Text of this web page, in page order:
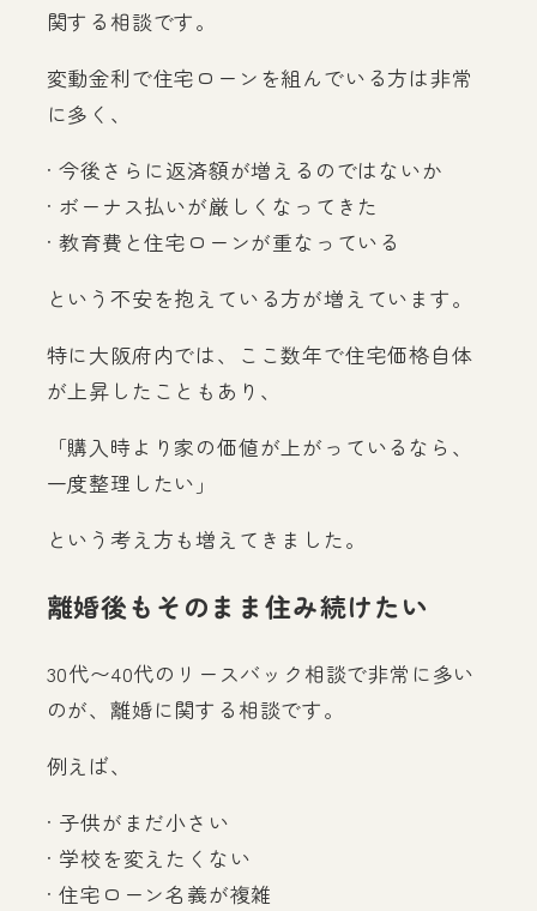
関する相談です。
変動金利で住宅ローンを組んでいる方は非常
に多く、
· 今後さらに返済額が増えるのではないか
· ボーナス払いが厳しくなってきた
· 教育費と住宅ローンが重なっている
という不安を抱えている方が増えています。
特に大阪府内では、ここ数年で住宅価格自体
が上昇したこともあり、
「購入時より家の価値が上がっているなら、
一度整理したい」
という考え方も増えてきました。
離婚後もそのまま住み続けたい
30代〜40代のリースバック相談で非常に多い
のが、離婚に関する相談です。
例えば、
· 子供がまだ小さい
· 学校を変えたくない
· 住宅ローン名義が複雑